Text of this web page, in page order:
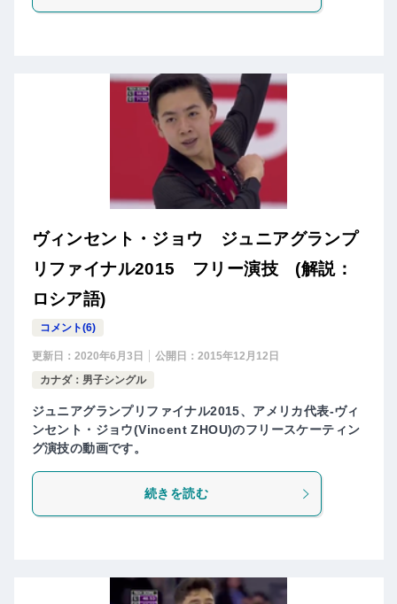
ヴィンセント・ジョウ ジュニアグランプ
リファイナル2015 フリー演技 (解説：
ロシア語)
コメント(6)
更新日： 2020年6月3日 公開日： 2015年12月12日
カナダ：男子シングル
ジュニアグランプリファイナル2015、アメリカ代表-ヴィ
ンセント・ジョウ(Vincent ZHOU)のフリースケーティン
グ演技の動画です。
続きを読む